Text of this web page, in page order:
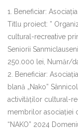
1. Beneficiar:
Titlu proiect: ”
cultural-recreative
Seniorii
250.000 lei, Număr/
2. Beneficiar:
blană „Nako”
activităților cultural-
membrilor asociației
“NAKO” 2024